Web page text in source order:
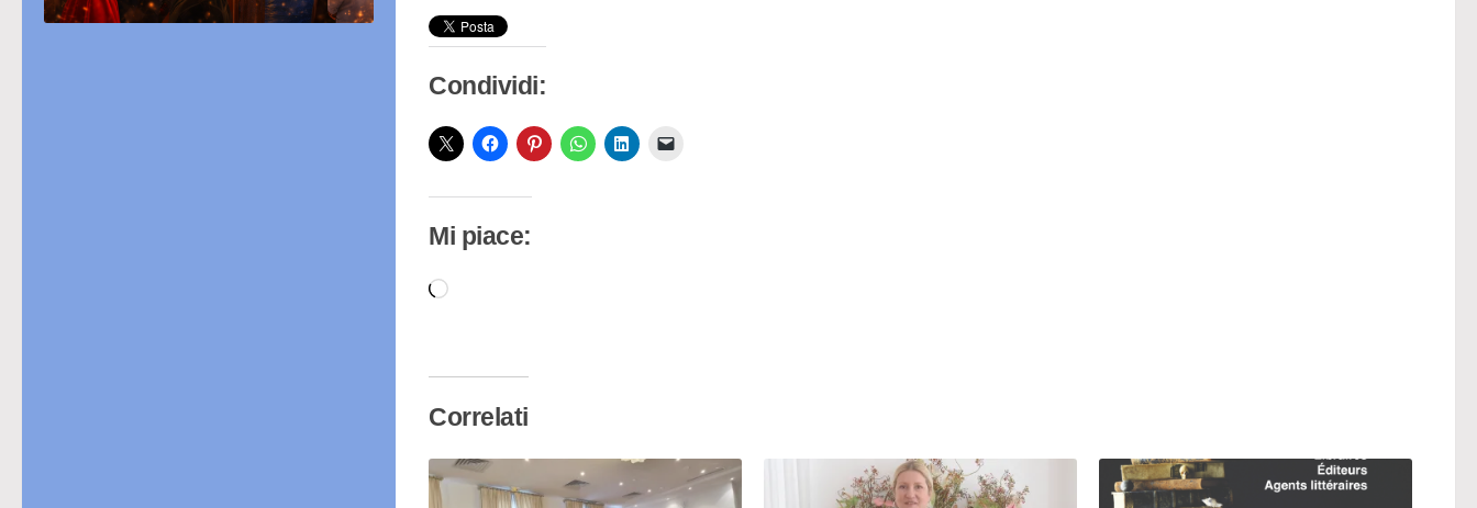
Condividi:
Mi piace:
Caricamento
Correlati